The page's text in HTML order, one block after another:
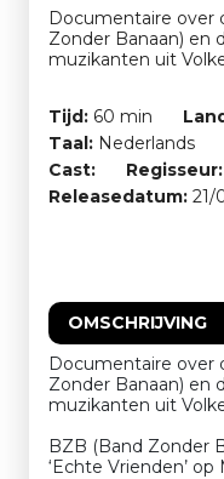
Documentaire over
Zonder Banaan) en
muzikanten uit
Tijd: 60 min
Taal: Nederlands
Cast:
Regisseur:
Releasedatum: 21/
OMSCHRIJVING
Documentaire over
Zonder Banaan) en
muzikanten uit
BZB (Band Zonder
‘Echte Vrienden’